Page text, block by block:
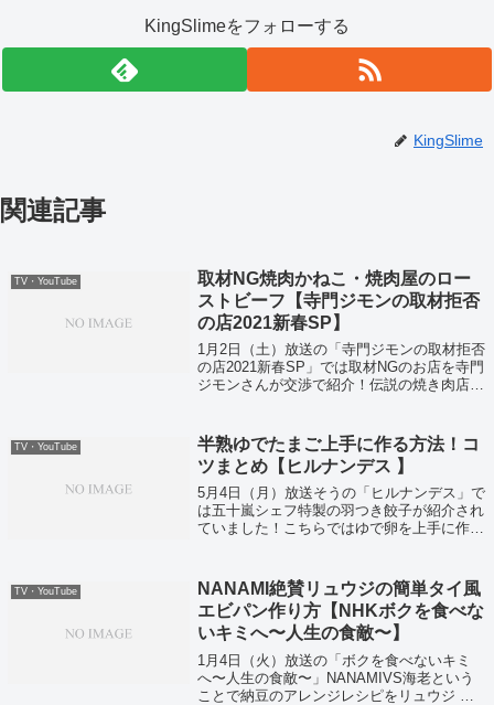
KingSlimeをフォローする
KingSlime
関連記事
TV・YouTube
取材NG焼肉かねこ・焼肉屋のロー
ストビーフ【寺門ジモンの取材拒否
の店2021新春SP】
1月2日（土）放送の「寺門ジモンの取材拒否
の店2021新春SP」では取材NGのお店を寺門
ジモンさんが交渉で紹介！伝説の焼き肉店も
TV・YouTube
半熟ゆでたまご上手に作る方法！コ
ツまとめ【ヒルナンデス 】
5月4日（月）放送そうの「ヒルナンデス」で
は五十嵐シェフ特製の羽つき餃子が紹介され
ていました！こちらではゆで卵を上手に作る
TV・YouTube
NANAMI絶賛リュウジの簡単タイ風
エビパン作り方【NHKボクを食べな
いキミへ〜人生の食敵〜】
1月4日（火）放送の「ボクを食べないキミ
へ〜人生の食敵〜」NANAMIVS海老という
ことで納豆のアレンジレシピをリュウジ さ